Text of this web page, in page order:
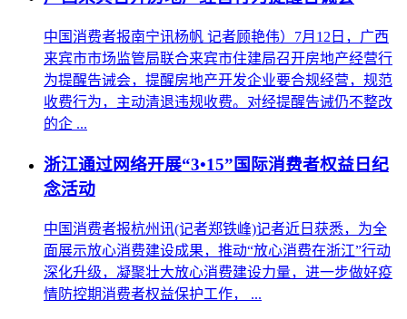
中国消费者报南宁讯杨帆 记者顾艳伟）7月12日，广西
来宾市市场监管局联合来宾市住建局召开房地产经营行
为提醒告诫会，提醒房地产开发企业要合规经营，规范
收费行为，主动清退违规收费。对经提醒告诫仍不整改
的企 ...
浙江通过网络开展“3•15”国际消费者权益日纪
念活动
中国消费者报杭州讯(记者郑铁峰)记者近日获悉，为全
面展示放心消费建设成果，推动“放心消费在浙江”行动
深化升级，凝聚壮大放心消费建设力量，进一步做好疫
情防控期消费者权益保护工作， ...